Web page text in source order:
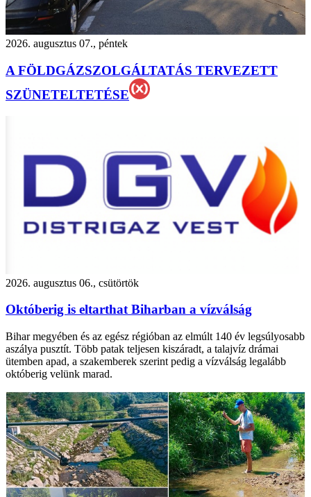
2026. augusztus 07., péntek
A FÖLDGÁZSZOLGÁLTATÁS TERVEZETT
SZÜNETELTETÉSE
2026. augusztus 06., csütörtök
Októberig is eltarthat Biharban a vízválság
Bihar megyében és az egész régióban az elmúlt 140 év legsúlyosabb
aszálya pusztít. Több patak teljesen kiszáradt, a talajvíz drámai
ütemben apad, a szakemberek szerint pedig a vízválság legalább
októberig velünk marad.